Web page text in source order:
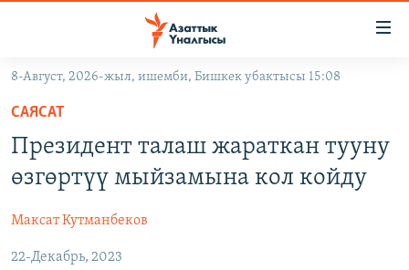
Навигацияга
өтүңүз
Издөөгө
салыңызКЫРГЫЗСТАН
ЭКОНОМИКА
МАДАНИЯТ
ДҮЙНӨ
БОРБОР АЗИЯ
УКРАИНА
АТАЙЫН ИЛИКТӨӨ
ТВ ПРОГРАММАЛАР
8-Август, 2026-жыл, ишемби, Бишкек убактысы 15:08
САЯСАТ
Президент талаш жараткан тууну
өзгөртүү мыйзамына кол койду
Максат Кутманбеков
22-Декабрь, 2023